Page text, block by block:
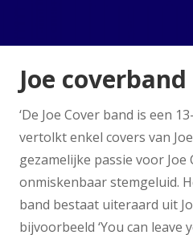
Joe
‘De Joe Cover band is een
vertolkt enkel covers van
gezamelijke passie voor Joe
onmiskenbaar stemgeluid.
band bestaat uiteraard uit
bijvoorbeeld ‘You can leave